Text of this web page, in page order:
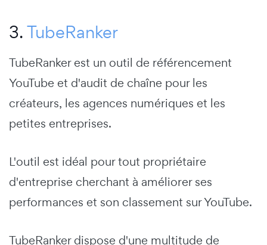
3.TubeRanker
TubeRankerest un outil de référencement
YouTube et d'audit de chaîne pour les
créateurs, les agences numériques et les
petites entreprises.
L'outil est idéal pour tout propriétaire
d'entreprise cherchant à améliorer ses
performances et son classement sur YouTube.
TubeRanker dispose d'une multitude de